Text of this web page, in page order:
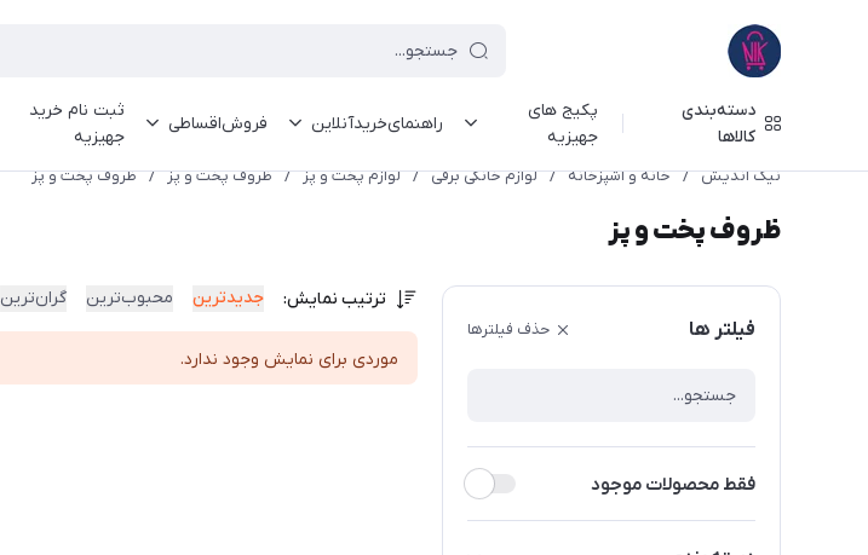
دسته‌بندی
کالاها
پکیج های
جهیزیه
راهنمای‌خرید‌آنلاین فروش‌اقساطی
ثبت نام خرید
جهیزیه
نیک اندیش / خانه و آشپزخانه / لوازم خانگی برقی / لوازم پخت و پز / ظروف پخت و پز / ظروف پخت و پز
ظروف پخت و پز
فیلتر ها حذف فیلترها
فقط محصولات موجود
ترتیب نمایش: جدیدترین محبوب‌ترین گران‌ترین
موردی برای نمایش وجود ندارد.